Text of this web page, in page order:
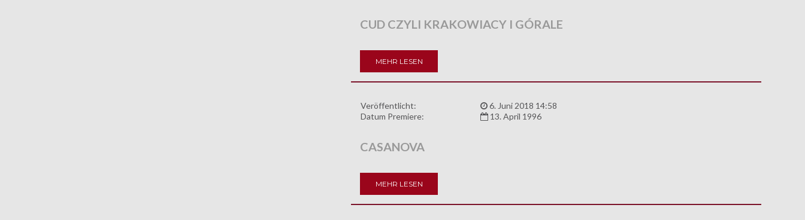
CUD CZYLI KRAKOWIACY I GÓRALE
MEHR LESEN
Veröffentlicht:
6. Juni 2018 14:58
Datum Premiere:
13. April 1996
CASANOVA
MEHR LESEN